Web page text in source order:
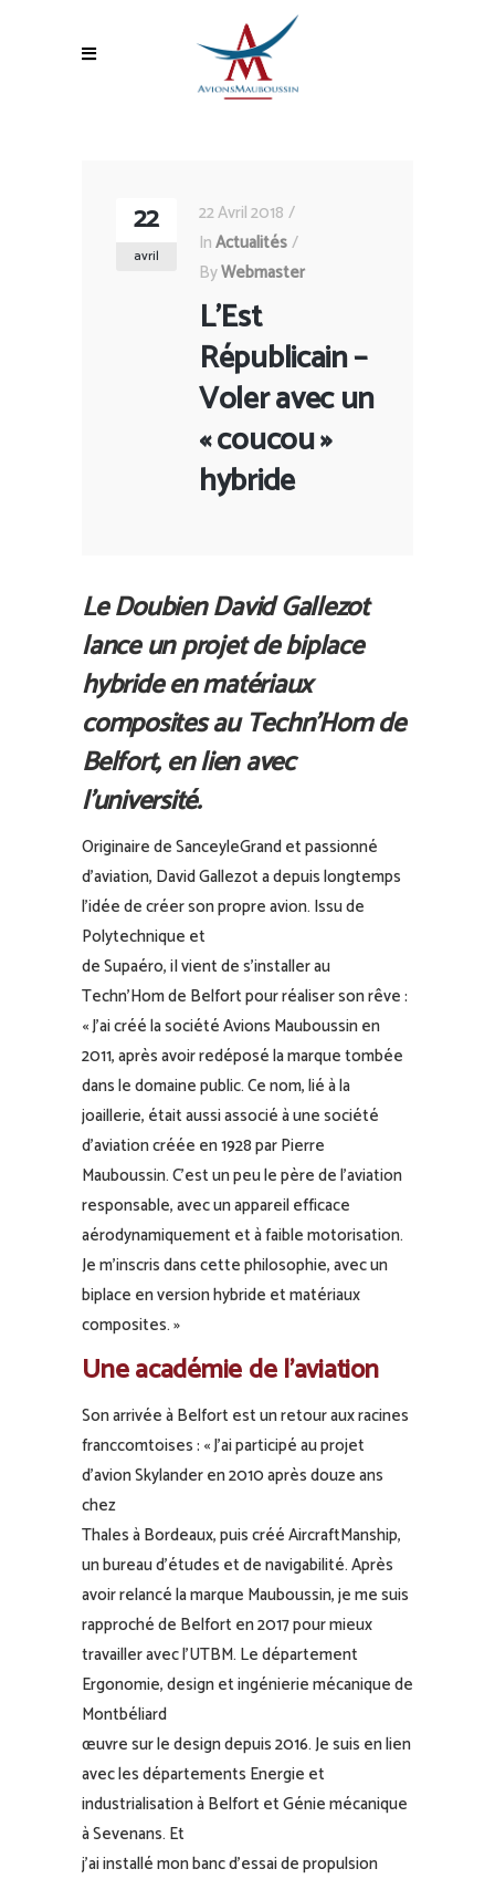
22
avril
22 Avril 2018
InActualités
ByWebmaster
L’Est
Républicain –
Voler avec un
« coucou »
hybride
Le Doubien David Gallezot
lance un projet de biplace
hybride en matériaux
composites au Techn’Hom de
Belfort, en lien avec
l’université.
Originaire de Sancey­le­Grand et passionné
d’aviation, David Gallezot a depuis longtemps
l’idée de créer son propre avion. Issu de
Polytechnique et
de Supaéro, iI vient de s’installer au
Techn’Hom de Belfort pour réaliser son rêve :
« J’ai créé la société Avions Mauboussin en
2011, après avoir redéposé la marque tombée
dans le domaine public. Ce nom, lié à la
joaillerie, était aussi associé à une société
d’aviation créée en 1928 par Pierre
Mauboussin. C’est un peu le père de l’aviation
responsable, avec un appareil efficace
aérodynamiquement et à faible motorisation.
Je m’inscris dans cette philosophie, avec un
biplace en version hybride et matériaux
composites. »
Une académie de l’aviation
Son arrivée à Belfort est un retour aux racines
franc­comtoises : « J’ai participé au projet
d’avion Skylander en 2010 après douze ans
chez
Thales à Bordeaux, puis créé AircraftManship,
un bureau d’études et de navigabilité. Après
avoir relancé la marque Mauboussin, je me suis
rapproché de Belfort en 2017 pour mieux
travailler avec l’UTBM. Le département
Ergonomie, design et ingénierie mécanique de
Montbéliard
œuvre sur le design depuis 2016. Je suis en lien
avec les départements Energie et
industrialisation à Belfort et Génie mécanique
à Sevenans. Et
j’ai installé mon banc d’essai de propulsion